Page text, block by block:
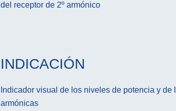
del receptor de 2º armónico
INDICACIÓN
Indicador visual de los niveles de potencia y de
armónicas